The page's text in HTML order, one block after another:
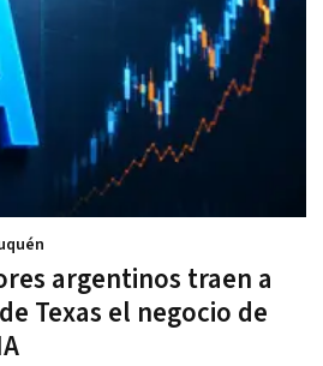
argentinos traen a
Texas el negocio de